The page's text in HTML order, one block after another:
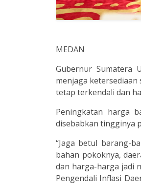
MEDAN
Gubernur Sumatera
menjaga
tetap terkendali dan
Peningkatan harga
disebabkan tingginya
“Jaga betul barang-
bahan pokoknya,
dan harga-harga jadi
Pengendali Inflasi